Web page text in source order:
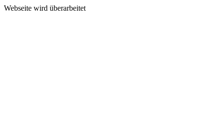
Webseite wird überarbeitet